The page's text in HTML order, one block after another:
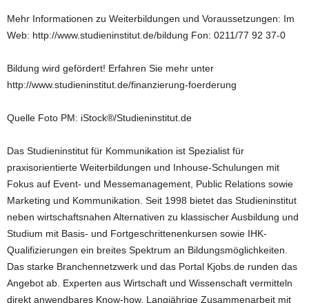
Mehr Informationen zu Weiterbildungen und Voraussetzungen: Im
Web: http://www.studieninstitut.de/bildung Fon: 0211/77 92 37-0
Bildung wird gefördert! Erfahren Sie mehr unter
http://www.studieninstitut.de/finanzierung-foerderung
Quelle Foto PM: iStock®/Studieninstitut.de
Das Studieninstitut für Kommunikation ist Spezialist für
praxisorientierte Weiterbildungen und Inhouse-Schulungen mit
Fokus auf Event- und Messemanagement, Public Relations sowie
Marketing und Kommunikation. Seit 1998 bietet das Studieninstitut
neben wirtschaftsnahen Alternativen zu klassischer Ausbildung und
Studium mit Basis- und Fortgeschrittenenkursen sowie IHK-
Qualifizierungen ein breites Spektrum an Bildungsmöglichkeiten.
Das starke Branchennetzwerk und das Portal Kjobs.de runden das
Angebot ab. Experten aus Wirtschaft und Wissenschaft vermitteln
direkt anwendbares Know-how. Langjährige Zusammenarbeit mit